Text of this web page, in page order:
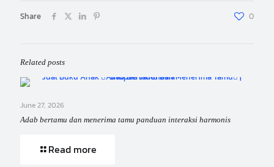
Share 0
Related posts
June 27, 2026
Adab bertamu dan menerima tamu panduan interaksi harmonis
Read more